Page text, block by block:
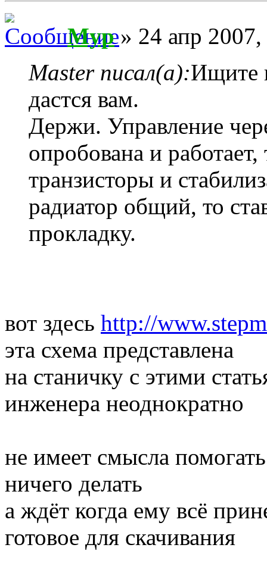
Myp» 24 апр 2007,
Master писал(а):Ищите
дастся вам.
Держи. Управление
опробована и
транзисторы и
радиатор общий, то
прокладку.
вот здесь http://
эта схема представлена
на станичку с этими
инженера неоднократно
не имеет смысла
ничего делать
а ждёт когда ему всё
готовое для скачивания